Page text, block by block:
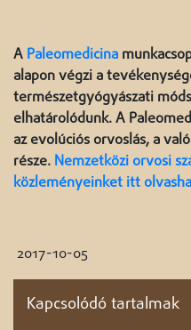
A Paleomedicina
alapon végzi a
természetgyógyászati
elhatárolódunk. A
az evolúciós orvoslás, a
része. Nemzetközi orvosi
közleményeinket itt
2017-10-05
Kapcsolódó tartalmak